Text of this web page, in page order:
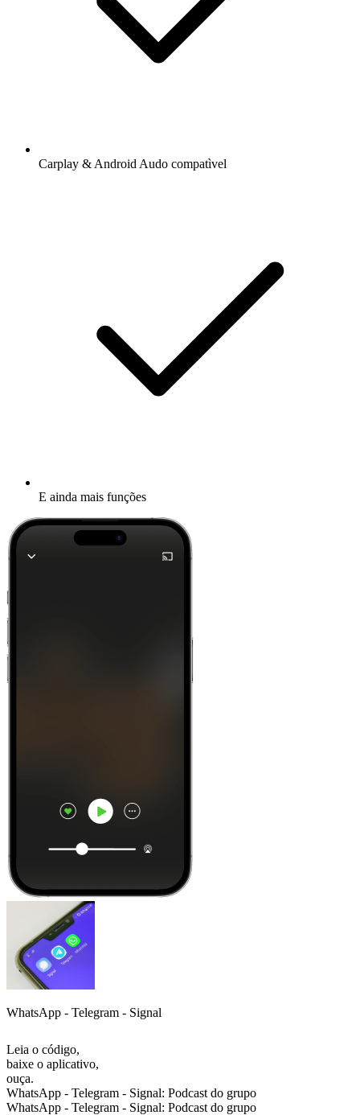
Carplay & Android Audo compatìvel
E ainda mais funções
WhatsApp - Telegram - Signal
Leia o código,
baixe o aplicativo,
ouça.
WhatsApp - Telegram - Signal: Podcast do grupo
WhatsApp - Telegram - Signal: Podcast do grupo